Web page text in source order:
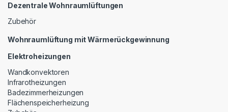
Dezentrale Wohnraumlüftungen
Zubehör
Wohnraumlüftung mit Wärmerückgewinnung
Elektroheizungen
Wandkonvektoren
Infrarotheizungen
Badezimmerheizungen
Flächenspeicherheizung